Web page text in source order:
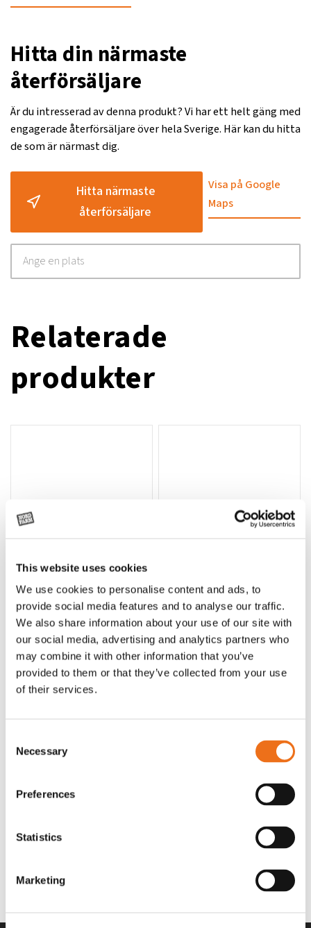
This website uses cookies
We use cookies to personalise content and ads, to
provide social media features and to analyse our traffic.
We also share information about your use of our site with
our social media, advertising and analytics partners who
may combine it with other information that you’ve
provided to them or that they’ve collected from your use
of their services.
Selection
Necessary
Preferences
Statistics
Marketing
Hitta din närmaste
återförsäljare
Är du intresserad av denna produkt? Vi har ett helt gäng med
engagerade återförsäljare över hela Sverige. Här kan du hitta
de som är närmast dig.
Hitta närmaste
återförsäljare
Visa på Google
Maps
Relaterade
produkter
Lägg till i varukorg
Rotor, komplett med slagor
OR80013456G
(ex. moms)
Grön truckknapp
A00220
kr (ex. moms)
Lägg till i varukorg
Rotor teeth 8t/6k 7.5Gr/8 R6/14 Rotor teeth 8t/6k 0Gr/8 R6/14